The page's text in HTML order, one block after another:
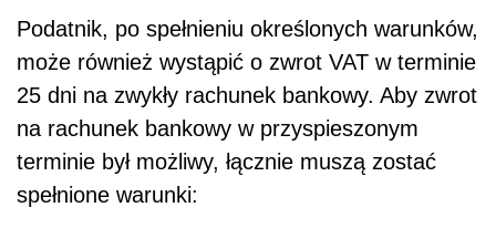
Podatnik, po spełnieniu określonych warunków,
może również wystąpić o zwrot VAT w terminie
25 dni na zwykły rachunek bankowy. Aby zwrot
na rachunek bankowy w przyspieszonym
terminie był możliwy, łącznie muszą zostać
spełnione warunki: